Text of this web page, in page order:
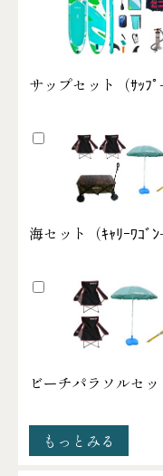
サップセット（ｻｯﾌﾟ
海セット（ｷｬﾘｰﾜｺﾞ
ビーチパラソルセッ
もっとみる